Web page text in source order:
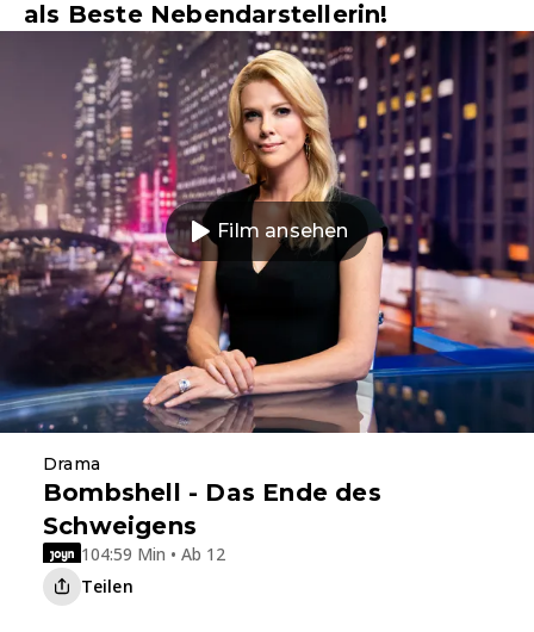
als Beste Nebendarstellerin!
Film ansehen
Drama
Bombshell - Das Ende des
Schweigens
104:59 Min • Ab 12
Teilen